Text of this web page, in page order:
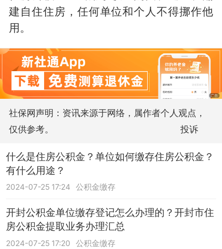
建自住住房，任何单位和个人不得挪作他
用。
社保网声明：资讯来源于网络，属作者个人观点，
仅供参考。
投诉
什么是住房公积金？单位如何缴存住房公积金？
有什么用途？
2024-07-25 17:24 公积金缴存
开封公积金单位缴存登记怎么办理的？开封市住
房公积金提取业务办理汇总
2024-07-25 17:20 公积金缴存